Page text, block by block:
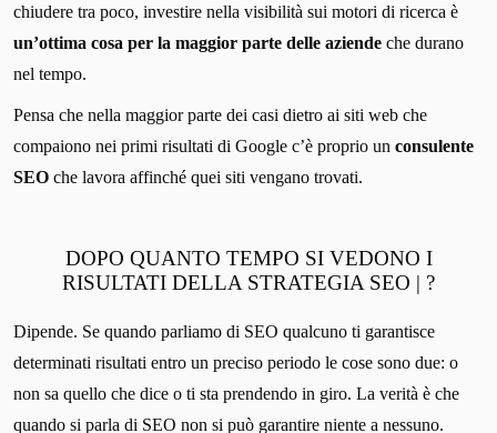
chiudere tra poco, investire nella visibilità sui motori di ricerca è
un’ottima cosa per la maggior parte delle aziende che durano
nel tempo.
Pensa che nella maggior parte dei casi dietro ai siti web che
compaiono nei primi risultati di Google c’è proprio un consulente
SEO che lavora affinché quei siti vengano trovati.
DOPO QUANTO TEMPO SI VEDONO I
RISULTATI DELLA STRATEGIA SEO | ?
Dipende. Se quando parliamo di SEO qualcuno ti garantisce
determinati risultati entro un preciso periodo le cose sono due: o
non sa quello che dice o ti sta prendendo in giro. La verità è che
quando si parla di SEO non si può garantire niente a nessuno.